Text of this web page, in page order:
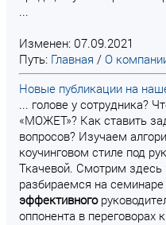
...
Изменен: 07.09.2021
Путь: Главная / О
Новые публикации на
... голове у сотрудника?
«МОЖЕТ»? Как ставить
вопросов? Изучаем
коучинговом стиле под
Ткачевой. Смотрим здесь
разбираемся на семинаре
эффективного
оппонента в переговорах